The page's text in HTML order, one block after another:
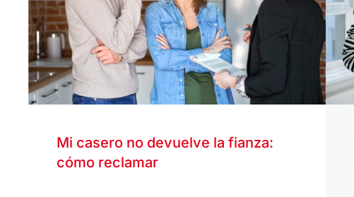
Mi casero no devuelve la fianza:
cómo reclamar